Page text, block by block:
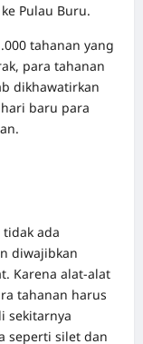
Pulau Buru.
tahanan yang
para tahanan
dikhawatirkan
baru para
ada
diwajibkan
Karena alat-alat
tahanan harus
sekitarnya
seperti silet dan